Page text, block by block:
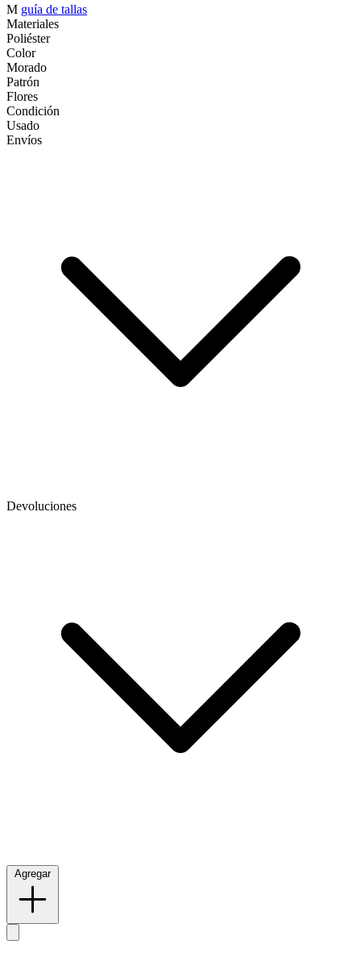
M guía de tallas
Materiales
Poliéster
Color
Morado
Patrón
Flores
Condición
Usado
Envíos
Devoluciones
Agregar